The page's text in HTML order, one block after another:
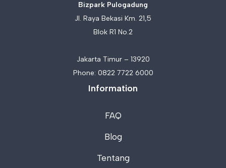
Bizpark Pulogadung
Jl. Raya Bekasi Km. 21,5
Blok R1 No.2
Jakarta Timur – 13920
Phone: 0822 7722 6000
Information
FAQ
Blog
Tentang